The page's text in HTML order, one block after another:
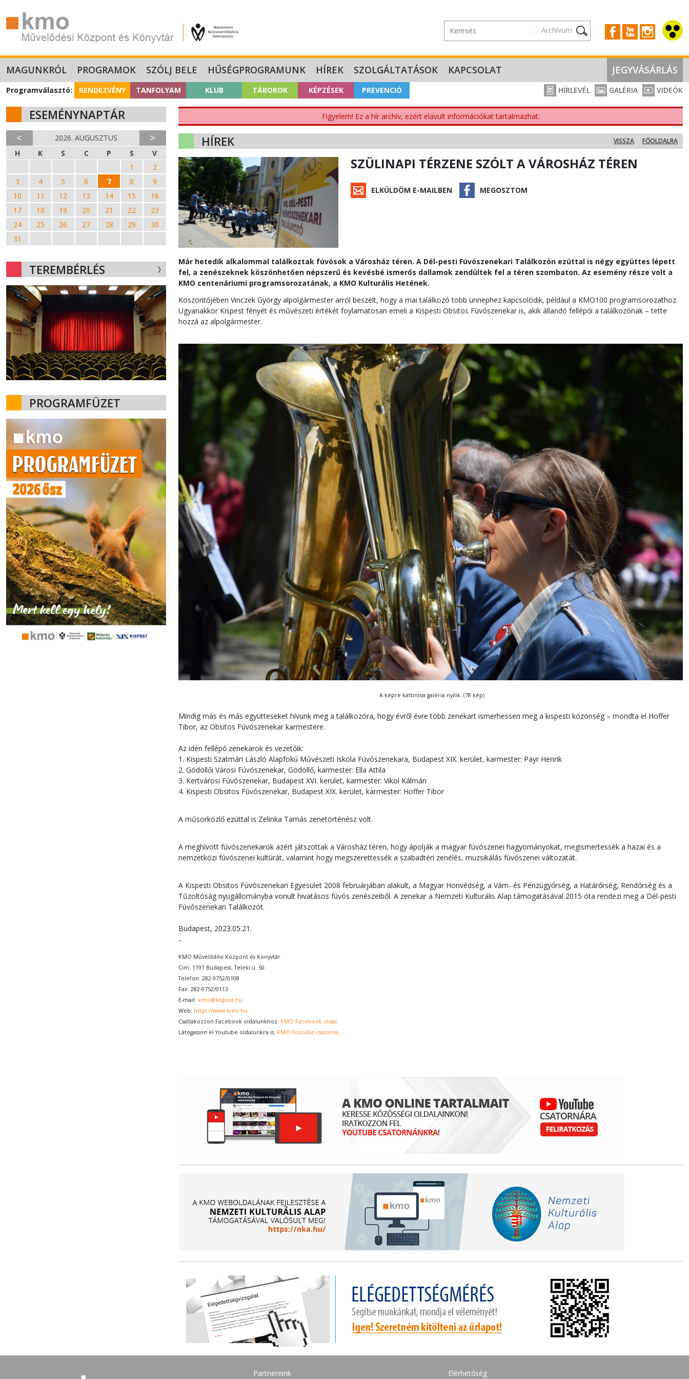
Archívum
MAGUNKRÓL PROGRAMOK SZÓLJ BELE HŰSÉGPROGRAMUNK HÍREK SZOLGÁLTATÁSOK KAPCSOLAT JEGYVÁSÁRLÁS
Programválasztó: RENDEZVÉNY TANFOLYAM KLUB TÁBOROK KÉPZÉSEK PREVENCIÓ HÍRLEVÉL GALÉRIA VIDEÓK
ESEMÉNYNAPTÁR
< 2026. AUGUSZTUS >
H K S C P S
V
1
2
3
4 5 6 7 8
9
10
11 12 13 14 15
16
17
18 19 20 21 22
23
24
25 26 27 28 29
30
31
TEREMBÉRLÉS
PROGRAMFÜZET
Figyelem! Ez a hír archív, ezért elavult információkat tartalmazhat.
HÍREK FŐOLDALRA
VISSZA
SZÜLINAPI TÉRZENE SZÓLT A VÁROSHÁZ TÉREN
ELKÜLDÖM E-MAILBEN MEGOSZTOM
Már hetedik alkalommal találkoztak fúvósok a Városház téren. A Dél-pesti Fúvószenekari Találkozón ezúttal is négy együttes lépett
fel, a zenészeknek köszönhetően népszerű és kevésbé ismerős dallamok zendültek fel a téren szombaton. Az esemény része volt a
KMO centenáriumi programsorozatának, a KMO Kulturális Hetének.
Köszöntőjében Vinczek György alpolgármester arról beszélt, hogy a mai találkozó több ünnephez kapcsolódik, például a KMO100 programsorozathoz.
Ugyanakkor Kispest fényét és művészeti értékét foylamatosan emeli a Kispesti Obsitos Fúvószenekar is, akik állandó fellépői a találkozónak – tette
hozzá az alpolgármester.
A képre kattintva galéria nyílik. (78 kép)
Mindig más és más együtteseket hívunk meg a találkozóra, hogy évről évre több zenekart ismerhessen meg a kispesti közönség – mondta el Hoffer
Tibor, az Obsitos Fúvószenekar karmestere.
Az idén fellépő zenekarok és vezetőik:
1. Kispesti Szatmári László Alapfokú Művészeti Iskola Fúvószenekara, Budapest XIX. kerület, karmester: Payr Henrik
2. Gödöllői Városi Fúvószenekar, Gödöllő, karmester: Ella Attila
3. Kertvárosi Fúvószenekar, Budapest XVI. kerület, karmester: Vikol Kálmán
4. Kispesti Obsitos Fúvószenekar, Budapest XIX. kerület, karmester: Hoffer Tibor
A műsorközlő ezúttal is Zelinka Tamás zenetörténész volt.
A meghívott fúvószenekarok azért játszottak a Városház téren, hogy ápolják a magyar fúvószenei hagyományokat, megismertessék a hazai és a
nemzetközi fúvószenei kultúrát, valamint hogy megszerettessék a szabadtéri zenélés, muzsikálás fúvószenei változatát.
A Kispesti Obsitos Fúvószenekari Egyesület 2008 februárjában alakult, a Magyar Honvédség, a Vám- és Pénzügyőrség, a Határőrség, Rendőrség és a
Tűzoltóság nyugállományba vonult hivatásos fúvós zenészeiből. A zenekar a Nemzeti Kulturális Alap támogatásával 2015 óta rendezi meg a Dél-pesti
Fúvószenekari Találkozót.
Budapest, 2023.05.21.
--
KMO Művelődési Központ és Könyvtár
Cím: 1191 Budapest, Teleki u. 50.
Telefon: 282-9752/0108
Fax: 282-9752/0113
E-mail: kmo@kispest.hu
Web: https://www.kmo.hu
Csatlakozzon Facebook oldalunkhoz: KMO Facebook oldal
Látogasson el Youtube oldalunkra is: KMO Youtube csatorna
Partnereink Elérhetőség